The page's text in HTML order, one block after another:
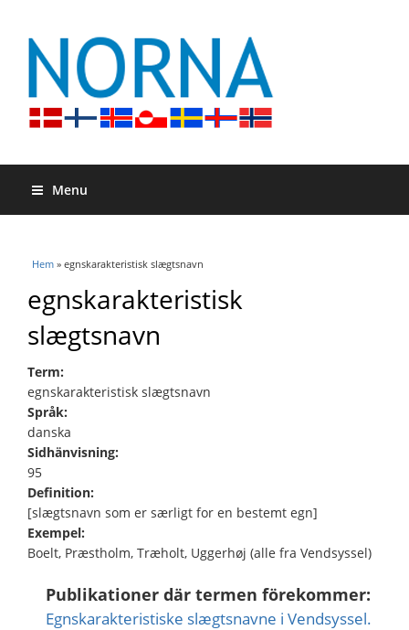
Menu
Du är här
Hem » egnskarakteristisk slægtsnavn
egnskarakteristisk
slægtsnavn
Term:
egnskarakteristisk slægtsnavn
Språk:
danska
Sidhänvisning:
95
Definition:
[slægtsnavn som er særligt for en bestemt egn]
Exempel:
Boelt, Præstholm, Træholt, Uggerhøj (alle fra Vendsyssel)
Publikationer där termen förekommer:
Egnskarakteristiske slægtsnavne i Vendsyssel.